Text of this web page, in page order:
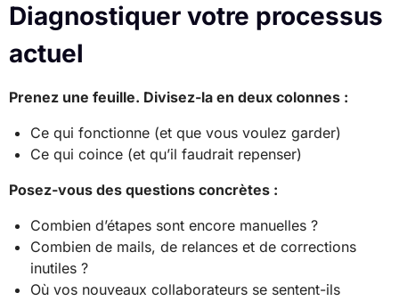
Diagnostiquer votre processus
actuel
Prenez une feuille. Divisez-la en deux colonnes :
Ce qui fonctionne (et que vous voulez garder)
Ce qui coince (et qu’il faudrait repenser)
Posez-vous des questions concrètes :
Combien d’étapes sont encore manuelles ?
Combien de mails, de relances et de corrections
inutiles ?
Où vos nouveaux collaborateurs se sentent-ils